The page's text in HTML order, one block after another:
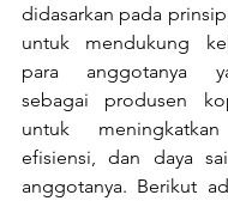
didasarkan pada
untuk mendukung
para anggotanya
sebagai produsen
untuk meningkatkan
efisiensi, dan daya
anggotanya. Berikut